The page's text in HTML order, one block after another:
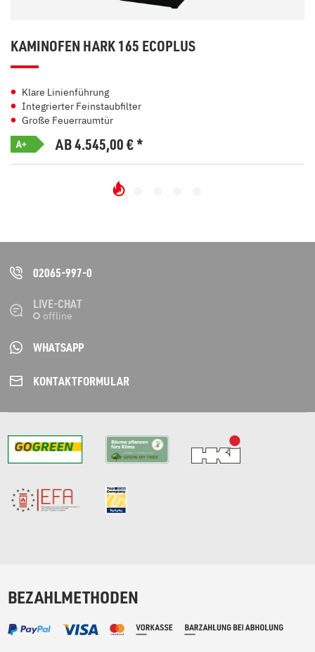
KAMINOFEN HARK 165 ECOPLUS
Klare Linienführung
Integrierter Feinstaubfilter
Große Feuerraumtür
A+ AB 4.545,00€*
02065-997-0
LIVE-CHAT
WHATSAPP
KONTAKT­FORMULAR
BEZAHLMETHODEN